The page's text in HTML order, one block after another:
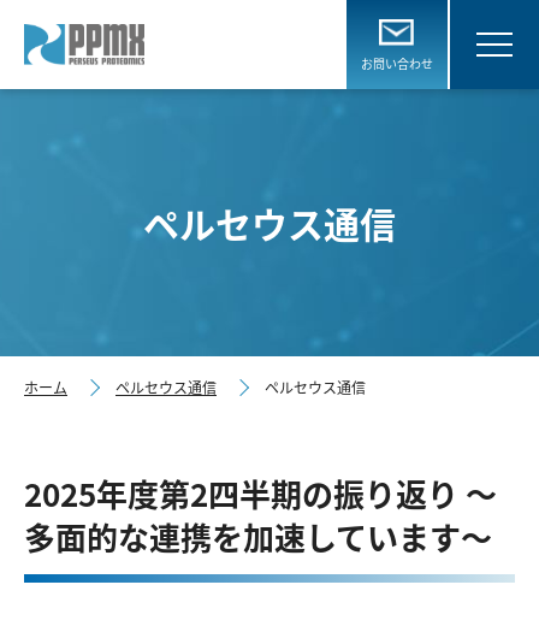
お問い合わせ
ペルセウス通信
ホーム ペルセウス通信 ペルセウス通信
2025年度第2四半期の振り返り ～
多面的な連携を加速しています～